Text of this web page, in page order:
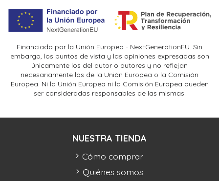
Financiado por la Unión Europea - NextGenerationEU. Sin
embargo, los puntos de vista y las opiniones expresadas son
únicamente los del autor o autores y no reflejan
necesariamente los de la Unión Europea o la Comisión
Europea. Ni la Unión Europea ni la Comisión Europea pueden
ser consideradas responsables de las mismas.
NUESTRA TIENDA
Cómo comprar
Quiénes somos